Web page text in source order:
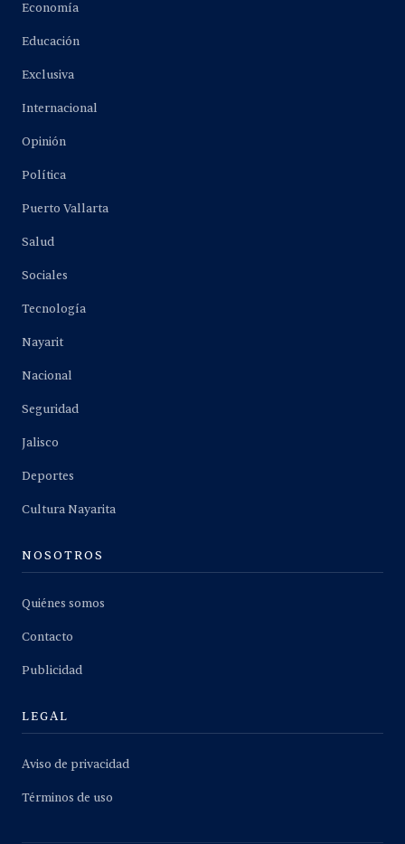
Economía
Educación
Exclusiva
Internacional
Opinión
Política
Puerto Vallarta
Salud
Sociales
Tecnología
Nayarit
Nacional
Seguridad
Jalisco
Deportes
Cultura Nayarita
NOSOTROS
Quiénes somos
Contacto
Publicidad
LEGAL
Aviso de privacidad
Términos de uso